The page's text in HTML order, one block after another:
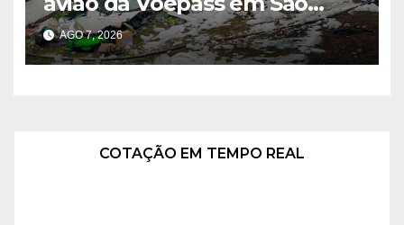
Paulo
AGO 7, 2026
COTAÇÃO EM TEMPO REAL